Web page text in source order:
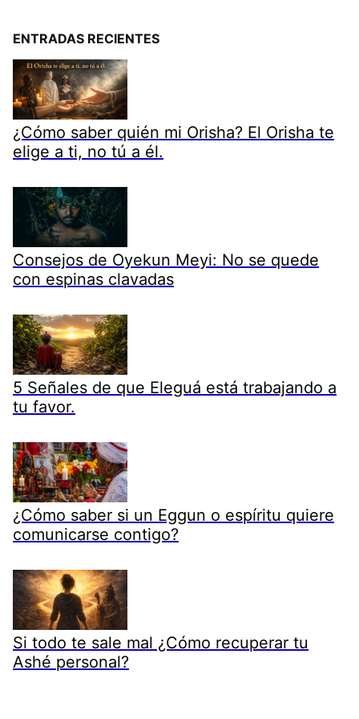
ENTRADAS RECIENTES
¿Cómo saber quién mi Orisha? El Orisha te
elige a ti, no tú a él.
Consejos de Oyekun Meyi: No se quede
con espinas clavadas
5 Señales de que Eleguá está trabajando a
tu favor.
¿Cómo saber si un Eggun o espíritu quiere
comunicarse contigo?
Si todo te sale mal ¿Cómo recuperar tu
Ashé personal?